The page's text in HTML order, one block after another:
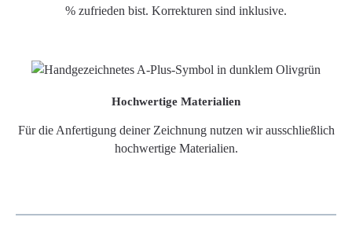
% zufrieden bist. Korrekturen sind inklusive.
Hochwertige Materialien
Für die Anfertigung deiner Zeichnung nutzen wir ausschließlich
hochwertige Materialien.